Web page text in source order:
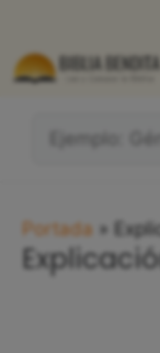
contenido
Portada »